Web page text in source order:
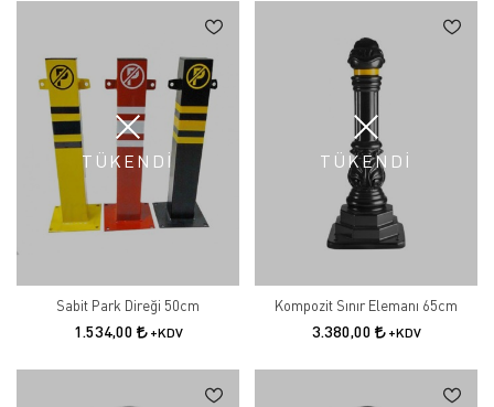
TÜKENDİ
Sabit Park Direği 50cm
1.534,00 +KDV
TÜKENDİ
Kompozit Sınır Elemanı 65cm
3.380,00 +KDV